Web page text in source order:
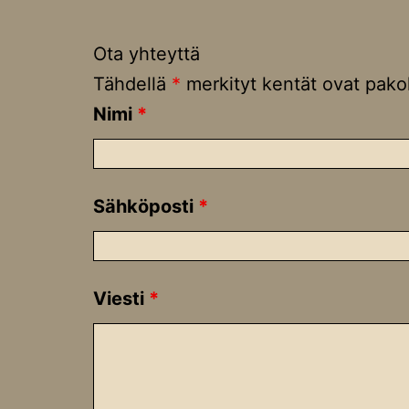
Ota yhteyttä
Tähdellä * merkityt kentät ovat
Nimi *
Sähköposti *
Viesti *